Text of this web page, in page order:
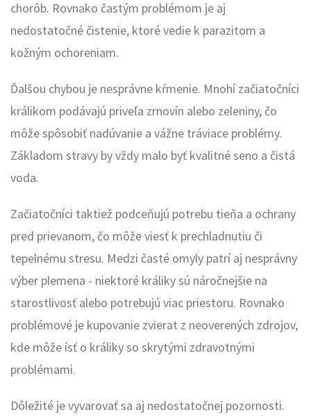
chorôb. Rovnako častým problémom je aj
nedostatočné čistenie, ktoré vedie k parazitom a
kožným ochoreniam.
Ďalšou chybou je nesprávne kŕmenie. Mnohí začiatočníci
králikom podávajú priveľa zrnovín alebo zeleniny, čo
môže spôsobiť nadúvanie a vážne tráviace problémy.
Základom stravy by vždy malo byť kvalitné seno a čistá
voda.
Začiatočníci taktiež podceňujú potrebu tieňa a ochrany
pred prievanom, čo môže viesť k prechladnutiu či
tepelnému stresu. Medzi časté omyly patrí aj nesprávny
výber plemena - niektoré králiky sú náročnejšie na
starostlivosť alebo potrebujú viac priestoru. Rovnako
problémové je kupovanie zvierat z neoverených zdrojov,
kde môže ísť o králiky so skrytými zdravotnými
problémami.
Dôležité je vyvarovať sa aj nedostatočnej pozornosti.